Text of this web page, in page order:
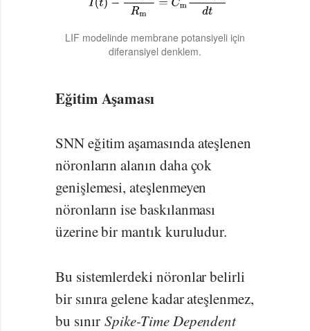
LIF modelinde membrane potansiyeli için
diferansiyel denklem.
Eğitim Aşaması
SNN eğitim aşamasında ateşlenen
nöronların alanın daha çok
genişlemesi, ateşlenmeyen
nöronların ise baskılanması
üzerine bir mantık kuruludur.
Bu sistemlerdeki nöronlar belirli
bir sınıra gelene kadar ateşlenmez,
bu sınırSpike-Time Dependent